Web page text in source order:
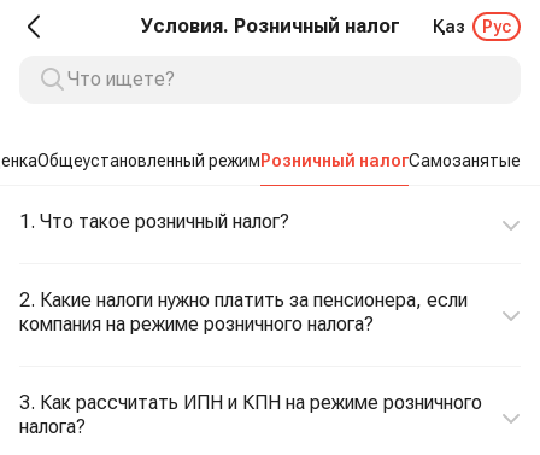
Условия. Розничный налог Қаз Рус
Общеустановленный режимРозничный налогСамозанятые
1. Что такое розничный налог?
2. Какие налоги нужно платить за пенсионера, если
компания на режиме розничного налога?
3. Как рассчитать ИПН и КПН на режиме розничного
налога?